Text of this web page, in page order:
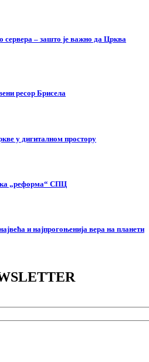
– зашто је важно да Црква
ресор Брисела
у дигиталном простору
„реформа“ СПЦ
и најпрогоњенија вера на планети